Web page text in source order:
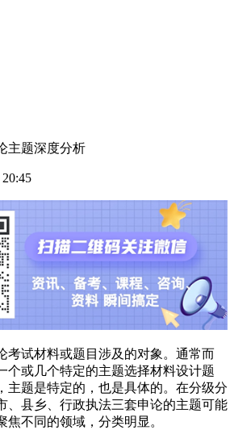
主题深度分析
考试材料或题目涉及的对象。通常而
个或几个特定的主题选择材料设计题
主题是特定的，也是具体的。在分级分
、县乡、行政执法三套申论的主题可能
不同的领域，分类明显。